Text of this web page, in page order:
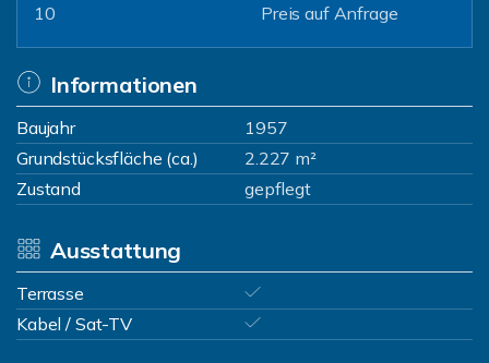
10
Preis auf Anfrage
Informationen
Baujahr
1957
Grundstücksfläche (ca.)
2.227 m²
Zustand
gepflegt
Ausstattung
Terrasse
Kabel / Sat-TV